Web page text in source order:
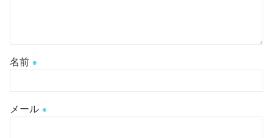
名前 ※
メール ※